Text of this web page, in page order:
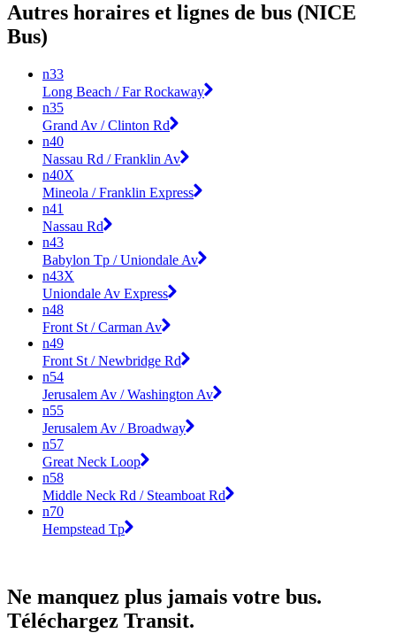
Autres horaires et lignes de bus (NICE
Bus)
n33
Long Beach / Far Rockaway
n35
Grand Av / Clinton Rd
n40
Nassau Rd / Franklin Av
n40X
Mineola / Franklin Express
n41
Nassau Rd
n43
Babylon Tp / Uniondale Av
n43X
Uniondale Av Express
n48
Front St / Carman Av
n49
Front St / Newbridge Rd
n54
Jerusalem Av / Washington Av
n55
Jerusalem Av / Broadway
n57
Great Neck Loop
n58
Middle Neck Rd / Steamboat Rd
n70
Hempstead Tp
Ne manquez plus jamais votre bus.
Téléchargez Transit.